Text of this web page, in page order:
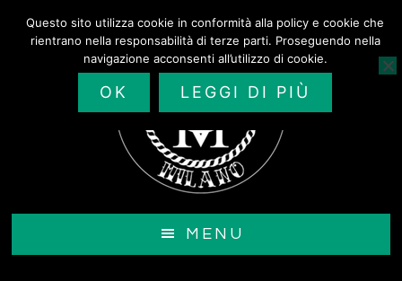
MENU
Questo sito utilizza cookie in conformità alla policy e cookie che
rientrano nella responsabilità di terze parti. Proseguendo nella
navigazione acconsenti all’utilizzo di cookie.
OK LEGGI DI PIÙ